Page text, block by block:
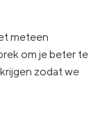
meteen
om je beter te
zodat we